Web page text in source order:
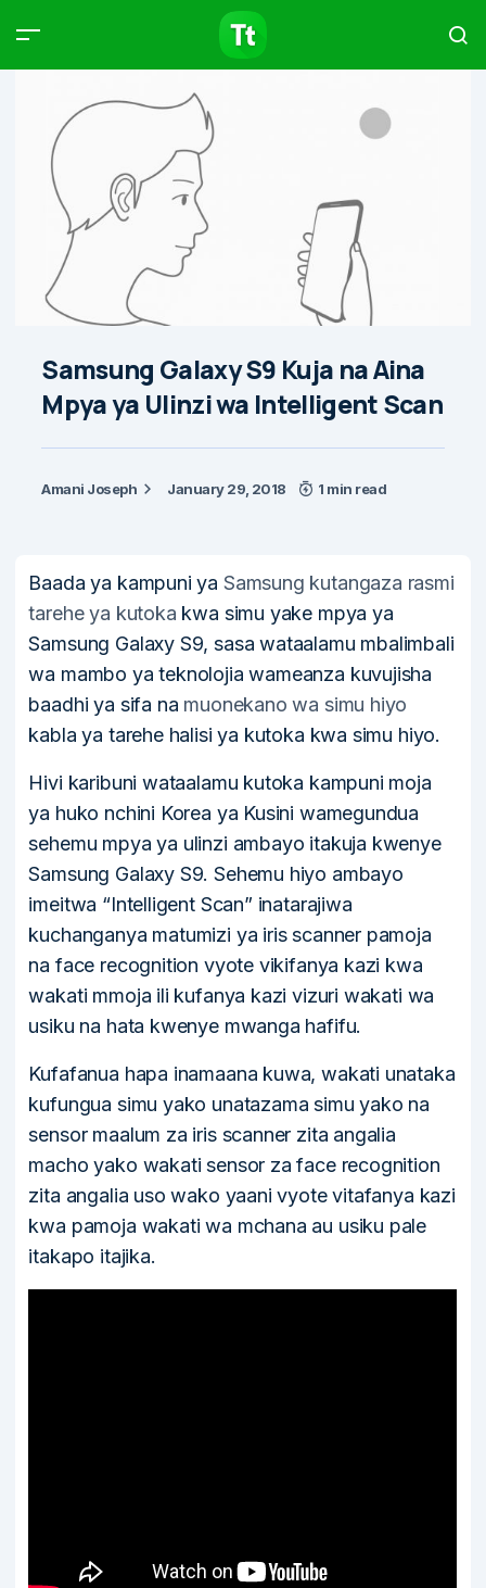
Samsung Galaxy S9 Kuja na Aina
Mpya ya Ulinzi wa Intelligent Scan
Amani Joseph January 29, 2018 1 min read
Baada ya kampuni ya Samsung kutangaza rasmi
tarehe ya kutoka kwa simu yake mpya ya
Samsung Galaxy S9, sasa wataalamu mbalimbali
wa mambo ya teknolojia wameanza kuvujisha
baadhi ya sifa na muonekano wa simu hiyo
kabla ya tarehe halisi ya kutoka kwa simu hiyo.
Hivi karibuni wataalamu kutoka kampuni moja
ya huko nchini Korea ya Kusini wamegundua
sehemu mpya ya ulinzi ambayo itakuja kwenye
Samsung Galaxy S9. Sehemu hiyo ambayo
imeitwa “Intelligent Scan” inatarajiwa
kuchanganya matumizi ya iris scanner pamoja
na face recognition vyote vikifanya kazi kwa
wakati mmoja ili kufanya kazi vizuri wakati wa
usiku na hata kwenye mwanga hafifu.
Kufafanua hapa inamaana kuwa, wakati unataka
kufungua simu yako unatazama simu yako na
sensor maalum za iris scanner zita angalia
macho yako wakati sensor za face recognition
zita angalia uso wako yaani vyote vitafanya kazi
kwa pamoja wakati wa mchana au usiku pale
itakapo itajika.
Products Articles
Type to start searching…